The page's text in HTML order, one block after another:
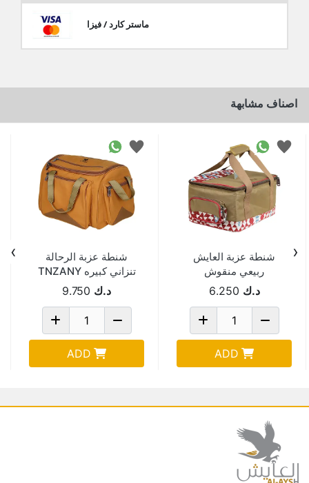
ماستر كارد / فيزا
اصناف مشابهة
شنطة عزبة العايش
ربيعي منقوش
د.ك 6.250
ADD
شنطة عزبة الرحالة
تنزاني كبيره TNZANY
1023-1022C
د.ك 9.750
ADD
‹
›